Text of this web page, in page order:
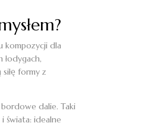
kompozycji dla
formy z
dalie. Taki
świata: idealne